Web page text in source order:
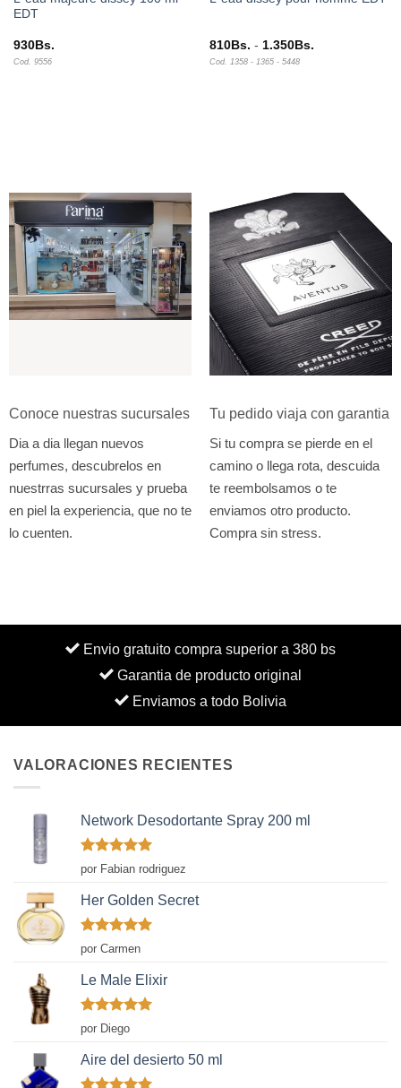
EDT
930Bs.
Cod. 9556
810Bs. - 1.350Bs.
Cod. 1358 - 1365 - 5448
Conoce nuestras sucursales
Dia a dia llegan nuevos
perfumes, descubrelos en
nuestrras sucursales y prueba
en piel la experiencia, que no te
lo cuenten.
Tu pedido viaja con garantia
Si tu compra se pierde en el
camino o llega rota, descuida
te reembolsamos o te
enviamos otro producto.
Compra sin stress.
Envio gratuito compra superior a 380 bs
Garantia de producto original
Enviamos a todo Bolivia
VALORACIONES RECIENTES
Network Desodortante Spray 200 ml
Valorado
con
por Fabian rodriguez
Her Golden Secret
Valorado
con
por Carmen
Le Male Elixir
Valorado
con
de 5
por Diego
Aire del desierto 50 ml